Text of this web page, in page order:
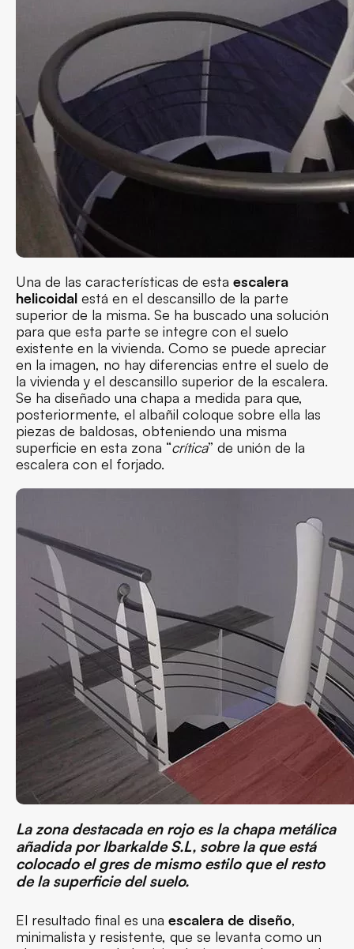
Una de las características de esta escalera
helicoidal está en el descansillo de la parte
superior de la misma. Se ha buscado una solución
para que esta parte se integre con el suelo
existente en la vivienda. Como se puede apreciar
en la imagen, no hay diferencias entre el suelo de
la vivienda y el descansillo superior de la escalera.
Se ha diseñado una chapa a medida para que,
posteriormente, el albañil coloque sobre ella las
piezas de baldosas, obteniendo una misma
superficie en esta zona “crítica” de unión de la
escalera con el forjado.
La zona destacada en rojo es la chapa metálica
añadida por Ibarkalde S.L, sobre la que está
colocado el gres de mismo estilo que el resto
de la superficie del suelo.
El resultado final es una escalera de diseño,
minimalista y resistente, que se levanta como un